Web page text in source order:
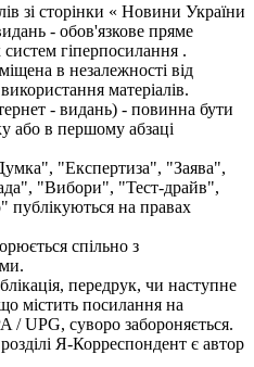
зі сторінки « Новини України
- обов'язкове пряме
гіперпосилання .
в незалежності від
матеріалів.
- видань) - повинна бути
або в першому абзаці
"Експертиза", "Заява",
"Вибори", "Тест-драйв",
на правах
спільно з
передрук, чи наступне
містить посилання на
/ UPG, суворо забороняється.
Я-Корреспондент є автор